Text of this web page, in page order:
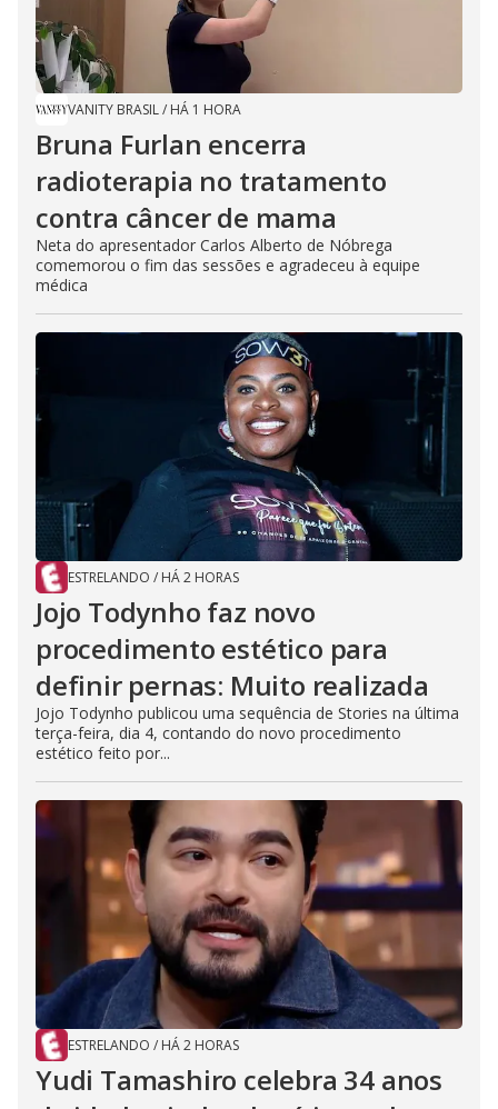
VANITY BRASIL/ HÁ 1 HORA
Bruna Furlan encerra
radioterapia no tratamento
contra câncer de mama
Neta do apresentador Carlos Alberto de Nóbrega
comemorou o fim das sessões e agradeceu à equipe
médica
ESTRELANDO / HÁ 2 HORAS
Jojo Todynho faz novo
procedimento estético para
definir pernas: Muito realizada
Jojo Todynho publicou uma sequência de Stories na última
terça-feira, dia 4, contando do novo procedimento
estético feito por...
ESTRELANDO / HÁ 2 HORAS
Yudi Tamashiro celebra 34 anos